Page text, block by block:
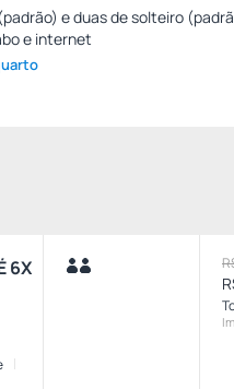
e duas de solteiro
e internet
6X